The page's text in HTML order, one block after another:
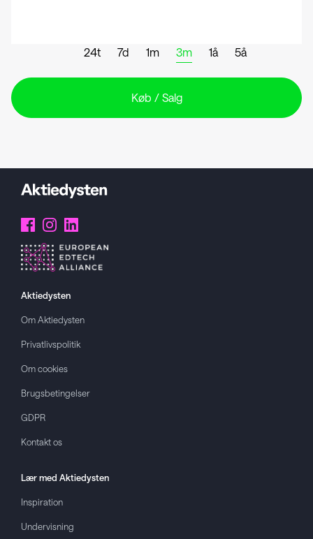
24t 7d 1m 3m 1å 5å
Køb / Salg
Aktiedysten
Om Aktiedysten
Privatlivspolitik
Om cookies
Brugsbetingelser
GDPR
Kontakt os
Lær med Aktiedysten
Inspiration
Undervisning